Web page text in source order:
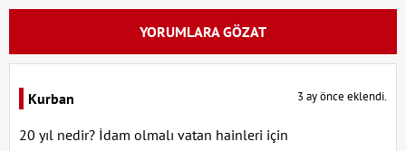
YORUMLARA GÖZAT
Kurban 3 ay önce eklendi.
20 yıl nedir? İdam olmalı vatan hainleri için